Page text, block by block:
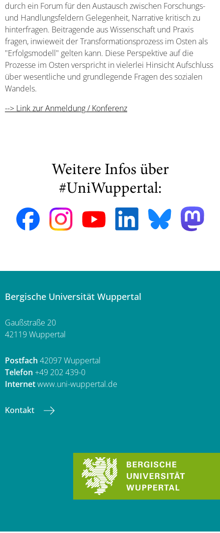
durch ein Forum für den Austausch zwischen Forschungs-
und Handlungsfeldern Gelegenheit, Narrative kritisch zu
hinterfragen. Beitragende aus Wissenschaft und Praxis
fragen, inwieweit der Transformationsprozess im Osten als
"Erfolgsmodell" gelten kann. Diese Perspektive auf die
Prozesse im Osten verspricht in vielerlei Hinsicht Aufschluss
über wesentliche und grundlegende Fragen des sozialen
Wandels.
--> Link zur Anmeldung / Konferenz
Weitere Infos über
#UniWuppertal:
Bergische Universität Wuppertal
Gaußstraße 20
42119 Wuppertal
Postfach 42097 Wuppertal
Telefon +49 202 439-0
Internetwww.uni-wuppertal.de
Kontakt